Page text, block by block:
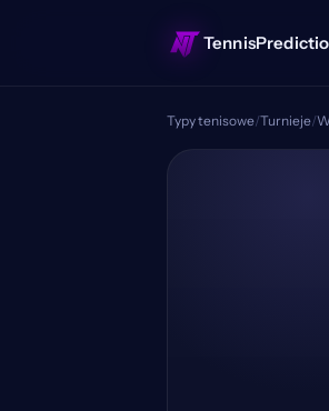
Typy tenisowe/Turnieje/